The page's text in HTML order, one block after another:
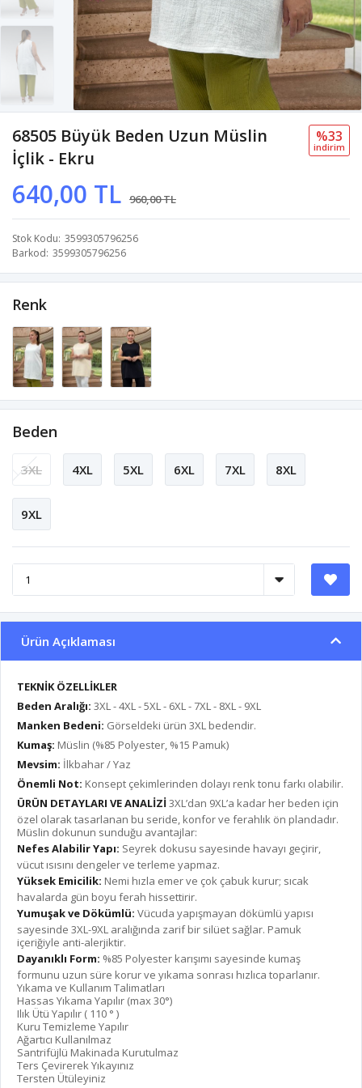
68505 Büyük Beden Uzun Müslin
İçlik - Ekru
640,00 TL 960,00 TL
%33
i̇ndi̇ri̇m
Stok Kodu 3599305796256
Barkod 3599305796256
Renk
Beden
3XL 4XL 5XL 6XL 7XL 8XL
9XL
Ürün Açıklaması
TEKNİK ÖZELLİKLER
Beden Aralığı: 3XL - 4XL - 5XL - 6XL - 7XL - 8XL - 9XL
Manken Bedeni: Görseldeki ürün 3XL bedendir.
Kumaş: Müslin (%85 Polyester, %15 Pamuk)
Mevsim: İlkbahar / Yaz
Önemli Not: Konsept çekimlerinden dolayı renk tonu farkı olabilir.
ÜRÜN DETAYLARI VE ANALİZİ 3XL’dan 9XL’a kadar her beden için
özel olarak tasarlanan bu seride, konfor ve ferahlık ön plandadır.
Müslin dokunun sunduğu avantajlar:
Nefes Alabilir Yapı: Seyrek dokusu sayesinde havayı geçirir,
vücut ısısını dengeler ve terleme yapmaz.
Yüksek Emicilik: Nemi hızla emer ve çok çabuk kurur; sıcak
havalarda gün boyu ferah hissettirir.
Yumuşak ve Dökümlü: Vücuda yapışmayan dökümlü yapısı
sayesinde 3XL-9XL aralığında zarif bir silüet sağlar. Pamuk
içeriğiyle anti-alerjiktir.
Dayanıklı Form: %85 Polyester karışımı sayesinde kumaş
formunu uzun süre korur ve yıkama sonrası hızlıca toparlanır.
Yıkama ve Kullanım Talimatları
Hassas Yıkama Yapılır (max 30°)
Ilık Ütü Yapılır ( 110 ° )
Kuru Temizleme Yapılır
Ağartıcı Kullanılmaz
Santrifüjlü Makinada Kurutulmaz
Ters Çevirerek Yıkayınız
Tersten Ütüleyiniz